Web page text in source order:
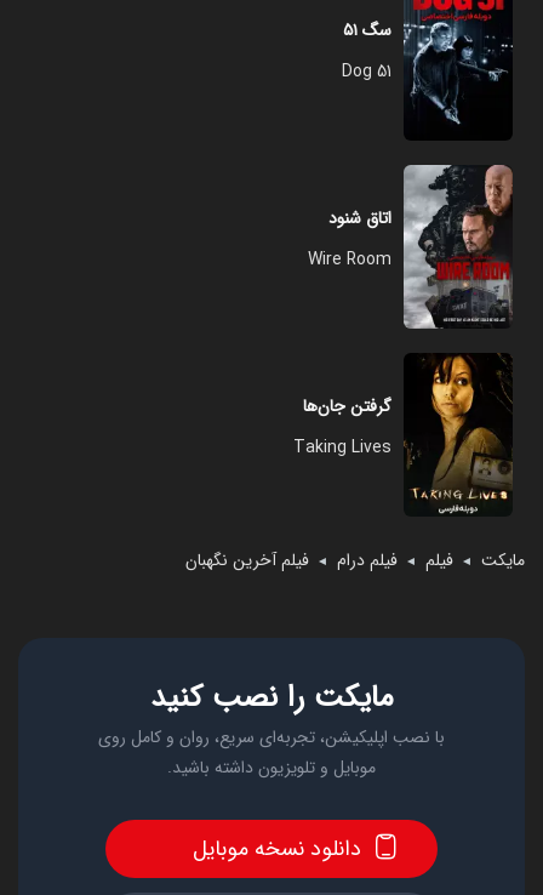
مایکت ◄ فیلم ◄ فیلم درام ◄ فیلم آخرین نگهبان
سگ ۵۱
Dog 51
اتاق شنود
Wire Room
گرفتن جان‌ها
Taking Lives
مایکت را نصب کنید
با نصب اپلیکیشن، تجربه‌ای سریع، روان و کامل روی
موبایل و تلویزیون داشته باشید.
دانلود نسخه موبایل